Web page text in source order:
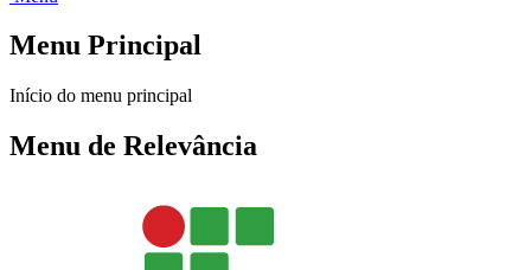
Menu Principal
Início do menu principal
Menu de Relevância